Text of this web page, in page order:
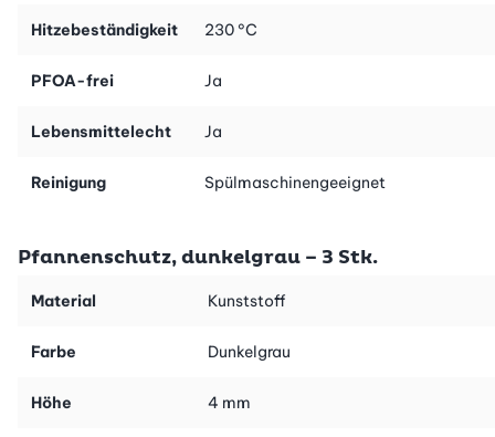
Hitzebeständigkeit 230 °C
PFOA-frei Ja
Lebensmittelecht Ja
Reinigung Spülmaschinengeeignet
Pfannenschutz, dunkelgrau – 3 Stk.
Material Kunststoff
Farbe Dunkelgrau
Höhe 4 mm